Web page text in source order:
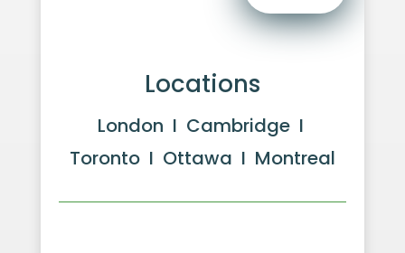
Locations
London I Cambridge I
Toronto I Ottawa I Montreal